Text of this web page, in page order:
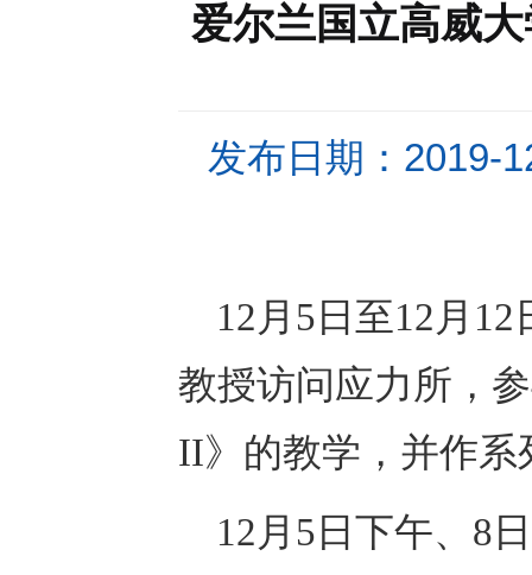
爱尔兰国立高威
发布日期：2019-
12月5日至12月
教授访问应力所，
II》的教学，并作系
12月5日下午、8